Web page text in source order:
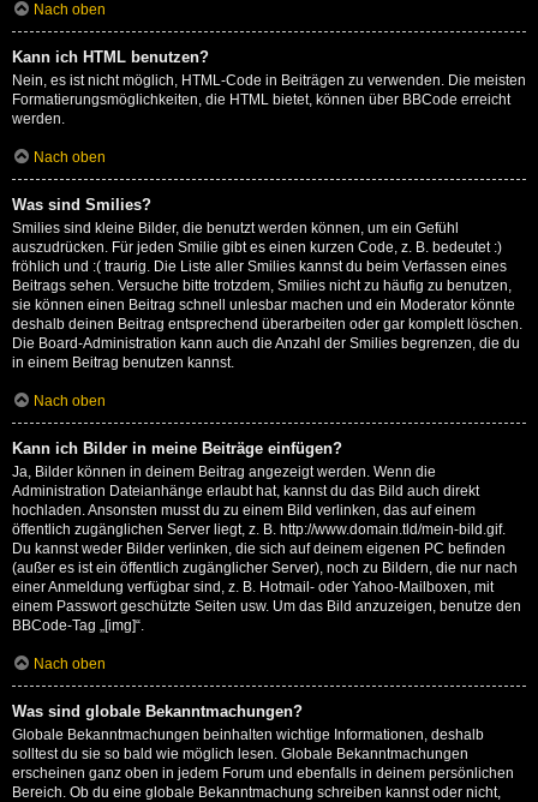
Nach oben
Kann ich HTML benutzen?
Nein, es ist nicht möglich, HTML-Code in Beiträgen zu verwenden. Die meisten
Formatierungsmöglichkeiten, die HTML bietet, können über BBCode erreicht
werden.
Nach oben
Was sind Smilies?
Smilies sind kleine Bilder, die benutzt werden können, um ein Gefühl
auszudrücken. Für jeden Smilie gibt es einen kurzen Code, z. B. bedeutet :)
fröhlich und :( traurig. Die Liste aller Smilies kannst du beim Verfassen eines
Beitrags sehen. Versuche bitte trotzdem, Smilies nicht zu häufig zu benutzen,
sie können einen Beitrag schnell unlesbar machen und ein Moderator könnte
deshalb deinen Beitrag entsprechend überarbeiten oder gar komplett löschen.
Die Board-Administration kann auch die Anzahl der Smilies begrenzen, die du
in einem Beitrag benutzen kannst.
Nach oben
Kann ich Bilder in meine Beiträge einfügen?
Ja, Bilder können in deinem Beitrag angezeigt werden. Wenn die
Administration Dateianhänge erlaubt hat, kannst du das Bild auch direkt
hochladen. Ansonsten musst du zu einem Bild verlinken, das auf einem
öffentlich zugänglichen Server liegt, z. B. http://www.domain.tld/mein-bild.gif.
Du kannst weder Bilder verlinken, die sich auf deinem eigenen PC befinden
(außer es ist ein öffentlich zugänglicher Server), noch zu Bildern, die nur nach
einer Anmeldung verfügbar sind, z. B. Hotmail- oder Yahoo-Mailboxen, mit
einem Passwort geschützte Seiten usw. Um das Bild anzuzeigen, benutze den
BBCode-Tag „[img]“.
Nach oben
Was sind globale Bekanntmachungen?
Globale Bekanntmachungen beinhalten wichtige Informationen, deshalb
solltest du sie so bald wie möglich lesen. Globale Bekanntmachungen
erscheinen ganz oben in jedem Forum und ebenfalls in deinem persönlichen
Bereich. Ob du eine globale Bekanntmachung schreiben kannst oder nicht,